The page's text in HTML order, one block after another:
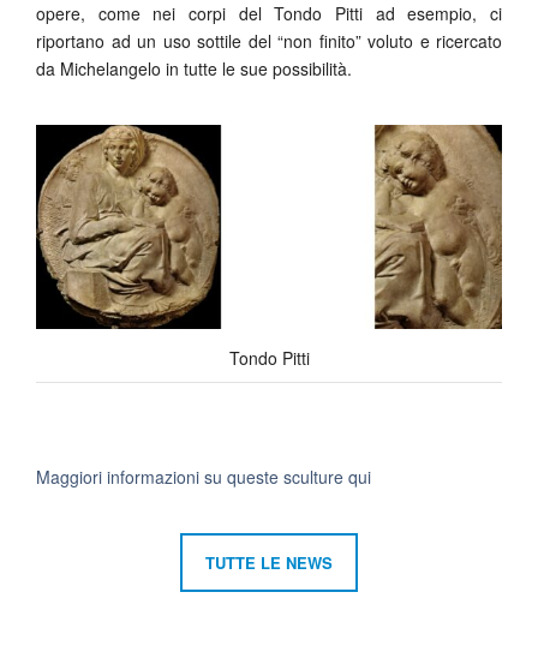
opere, come nei corpi del Tondo Pitti ad esempio, ci
riportano ad un uso sottile del “non finito” voluto e ricercato
da Michelangelo in tutte le sue possibilità.
Tondo Pitti
Maggiori informazioni su queste sculture qui
TUTTE LE NEWS